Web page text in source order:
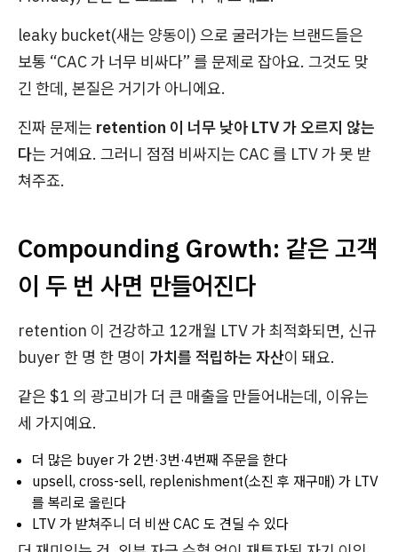
leaky bucket(새는 양동이) 으로 굴러가는 브랜드들은
보통 “CAC 가 너무 비싸다” 를 문제로 잡아요. 그것도 맞
긴 한데, 본질은 거기가 아니에요.
진짜 문제는 retention 이 너무 낮아 LTV 가 오르지 않는
다는 거예요. 그러니 점점 비싸지는 CAC 를 LTV 가 못 받
쳐주죠.
Compounding Growth: 같은 고객
이 두 번 사면 만들어진다
retention 이 건강하고 12개월 LTV 가 최적화되면, 신규
buyer 한 명 한 명이 가치를 적립하는 자산이 돼요.
같은 $1 의 광고비가 더 큰 매출을 만들어내는데, 이유는
세 가지예요.
더 많은 buyer 가 2번·3번·4번째 주문을 한다
upsell, cross-sell, replenishment(소진 후 재구매) 가 LTV
를 복리로 올린다
LTV 가 받쳐주니 더 비싼 CAC 도 견딜 수 있다